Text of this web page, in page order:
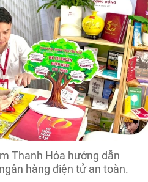
Thanh Hóa hướng dẫn
hàng điện tử an toàn.